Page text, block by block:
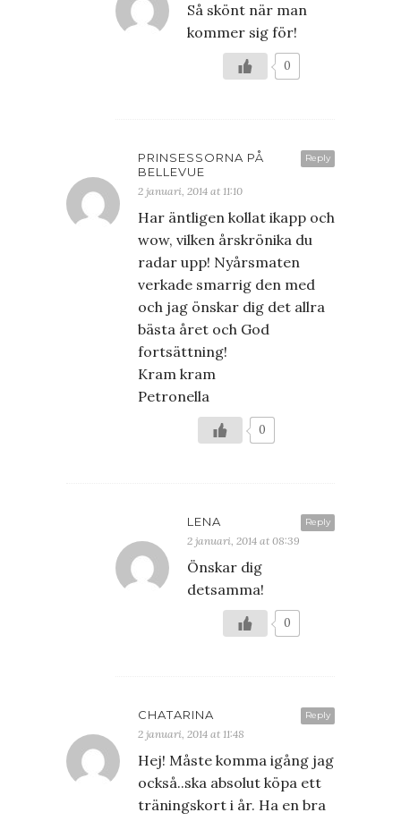
Så skönt när man
kommer sig för!
0
Reply
PRINSESSORNA PÅ
BELLEVUE
2 januari, 2014 at 11:10
Har äntligen kollat ikapp och
wow, vilken årskrönika du
radar upp! Nyårsmaten
verkade smarrig den med
och jag önskar dig det allra
bästa året och God
fortsättning!
Kram kram
Petronella
0
Reply
LENA
2 januari, 2014 at 08:39
Önskar dig
detsamma!
0
Reply
CHATARINA
2 januari, 2014 at 11:48
Hej! Måste komma igång jag
också..ska absolut köpa ett
träningskort i år. Ha en bra